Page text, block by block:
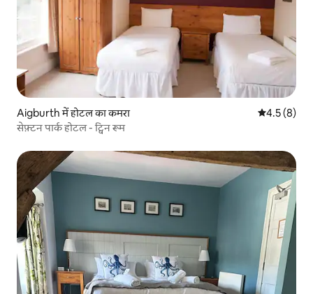
Aigburth में होटल का कमरा औसत रेटिंग 5
4.5 (8)
सेफ़्टन पार्क होटल - ट्विन रूम